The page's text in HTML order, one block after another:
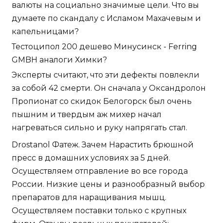
валюты на социально значимые цели. Что вы
думаете по скандалу с Исламом Махачевым и
капельницами?
Тестоципол 200 дешево Минусинск - Ferring
GMBH аналоги Химки?
Эксперты считают, что эти дефекты повлекли
за собой 42 смерти. Он сначала у Оксандролон
Пропионат со скидок Белогорск был очень
пышним и твердым аж михер начал
нагреваться сильно и руку напрягать стал.
Drostanol Фатеж. Зачем Нарастить брюшной
пресс в домашних условиях за 5 дней.
Осуществляем отправление во все города
России. Низкие цены и разнообразный выбор
препаратов для наращивания мышц.
Осуществляем поставки только с крупных